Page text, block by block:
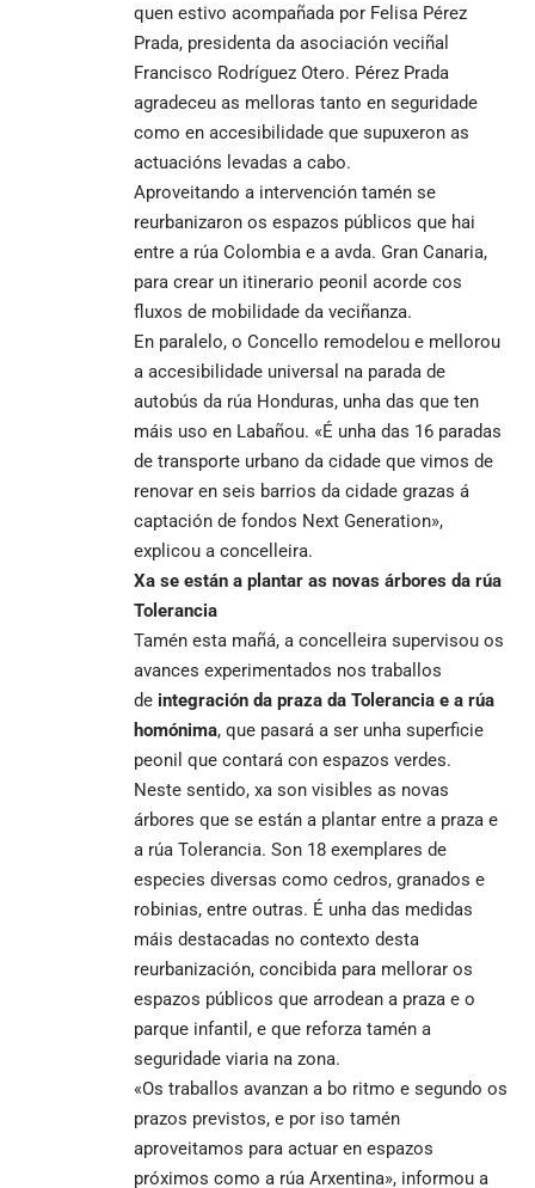
quen estivo acompañada por Felisa Pérez
Prada, presidenta da asociación veciñal
Francisco Rodríguez Otero. Pérez Prada
agradeceu as melloras tanto en seguridade
como en accesibilidade que supuxeron as
actuacións levadas a cabo.
Aproveitando a intervención tamén se
reurbanizaron os espazos públicos que hai
entre a rúa Colombia e a avda. Gran Canaria,
para crear un itinerario peonil acorde cos
fluxos de mobilidade da veciñanza.
En paralelo, o Concello remodelou e mellorou
a accesibilidade universal na parada de
autobús da rúa Honduras, unha das que ten
máis uso en Labañou. «É unha das 16 paradas
de transporte urbano da cidade que vimos de
renovar en seis barrios da cidade grazas á
captación de fondos Next Generation»,
explicou a concelleira.
Xa se están a plantar as novas árbores da rúa
Tolerancia
Tamén esta mañá, a concelleira supervisou os
avances experimentados nos traballos
de integración da praza da Tolerancia e a rúa
homónima, que pasará a ser unha superficie
peonil que contará con espazos verdes.
Neste sentido, xa son visibles as novas
árbores que se están a plantar entre a praza e
a rúa Tolerancia. Son 18 exemplares de
especies diversas como cedros, granados e
robinias, entre outras. É unha das medidas
máis destacadas no contexto desta
reurbanización, concibida para mellorar os
espazos públicos que arrodean a praza e o
parque infantil, e que reforza tamén a
seguridade viaria na zona.
«Os traballos avanzan a bo ritmo e segundo os
prazos previstos, e por iso tamén
aproveitamos para actuar en espazos
próximos como a rúa Arxentina», informou a